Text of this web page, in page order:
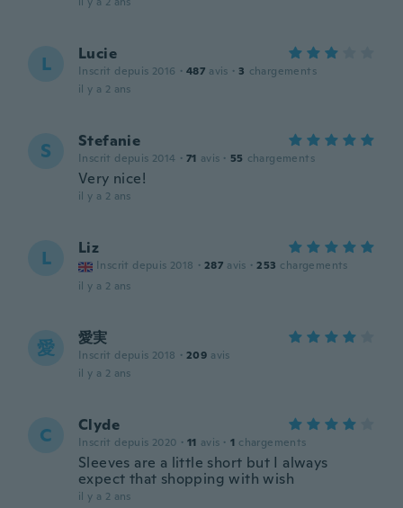
L Lucie
Inscrit depuis 2016 · 487 avis · 3 chargements
il y a 2 ans
S Stefanie
Inscrit depuis 2014 · 71 avis · 55 chargements
Very nice!
il y a 2 ans
L Liz
Inscrit depuis 2018 · 287 avis · 253 chargements
il y a 2 ans
愛 愛実
Inscrit depuis 2018 · 209 avis
il y a 2 ans
C Clyde
Inscrit depuis 2020 · 11 avis · 1 chargements
Sleeves are a little short but I always
expect that shopping with wish
il y a 2 ans